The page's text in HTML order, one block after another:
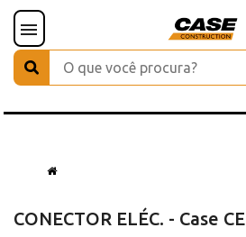
CONECTOR ELÉC. - Case CE